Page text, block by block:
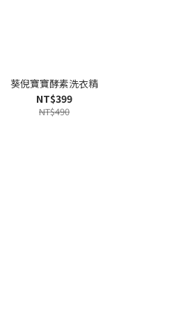
葵倪寶寶酵素洗衣精
NT$399
NT$490